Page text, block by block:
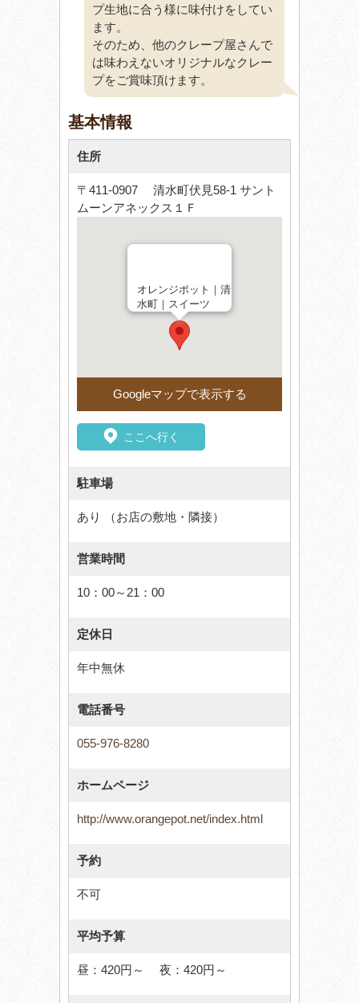
プ生地に合う様に味付けをしてい
ます。
そのため、他のクレープ屋さんで
は味わえないオリジナルなクレー
プをご賞味頂けます。
基本情報
住所
〒411-0907 清水町伏見58-1 サント
ムーンアネックス１Ｆ
オレンジポット｜清
水町｜スイーツ
Googleマップで表示する
ここへ行く
駐車場
あり （お店の敷地・隣接）
営業時間
10：00～21：00
定休日
年中無休
電話番号
055-976-8280
ホームページ
http://www.orangepot.net/index.html
予約
不可
平均予算
昼：420円～ 夜：420円～